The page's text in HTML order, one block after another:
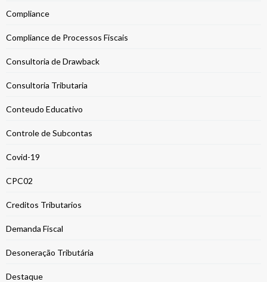
Compliance
Compliance de Processos Fiscais
Consultoria de Drawback
Consultoria Tributaria
Conteudo Educativo
Controle de Subcontas
Covid-19
CPC02
Creditos Tributarios
Demanda Fiscal
Desoneração Tributária
Destaque